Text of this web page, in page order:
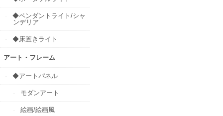
◆ペンダントライト/シャ
ンデリア
◆床置きライト
アート・フレーム
◆アートパネル
モダンアート
絵画/絵画風